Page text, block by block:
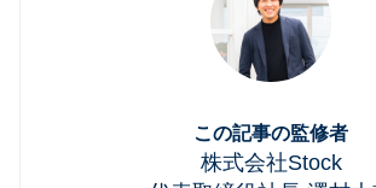
この記事の監修者
株式会社Stock